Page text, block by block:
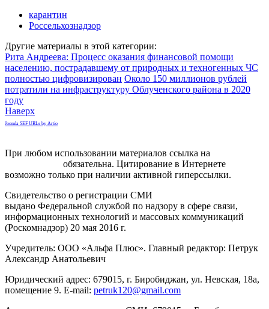
карантин
Россельхознадзор
Другие материалы в этой категории:
Рита Андреева: Процесс оказания финансовой помощи
населению, пострадавшему от природных и техногенных ЧС
полностью цифровизирован Около 150 миллионов рублей
потратили на инфраструктуру Облученского района в 2020
году
Наверх
Joomla SEF URLs by Artio
При любом использовании материалов ссылка на
обязательна. Цитирование в Интернете
возможно только при наличии активной гиперссылки.
Свидетельство о регистрации СМИ
выдано Федеральной службой по надзору в сфере связи,
информационных технологий и массовых коммуникаций
(Роскомнадзор) 20 мая 2016 г.
Учредитель: ООО «Альфа Плюс». Главный редактор: Петрук
Александр Анатольевич
Юридический адрес: 679015, г. Биробиджан, ул. Невская, 18а,
помещение 9. E-mail: petruk120@gmail.com